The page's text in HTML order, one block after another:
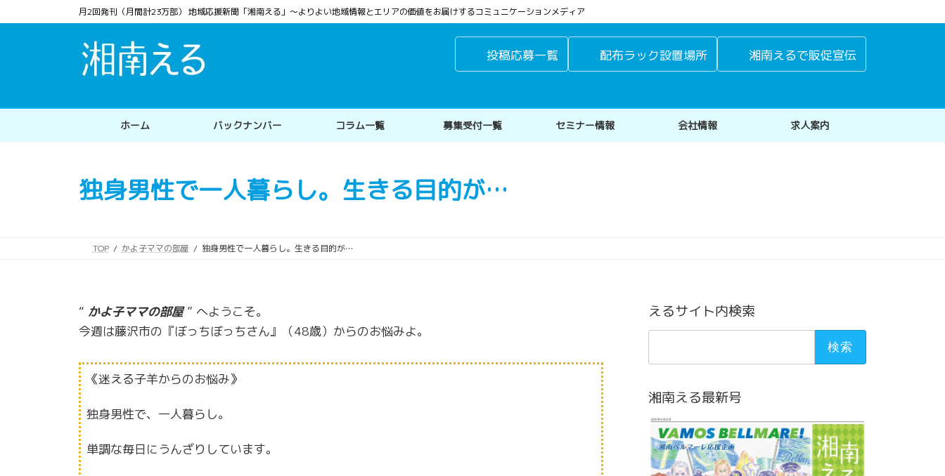
ン
ス
ビ
ン
月2回発刊（月間計23万部） 地域応援新聞「湘南える」〜よりよい地域情報とエリアの価値をお届けするコミュニケーションメディア
投稿応募一覧 配布ラック設置場所 湘南えるで販促宣伝
ホーム バックナンバー コラム一覧 募集受付一覧 セミナー情報 会社情報 求人案内
独身男性で一人暮らし。生きる目的が…
TOP かよ子ママの部屋 独身男性で一人暮らし。生きる目的が…
“ かよ子ママの部屋” へようこそ。
今週は藤沢市の『ぼっちぼっちさん』（48歳）からのお悩みよ。
《迷える子羊からのお悩み》
独身男性で、一人暮らし。
単調な毎日にうんざりしています。
えるサイト内検索
湘南える最新号